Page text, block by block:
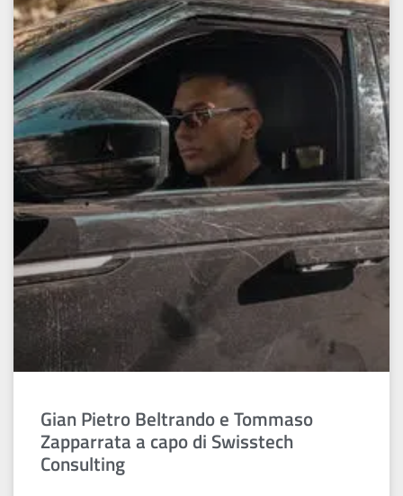
Gian Pietro Beltrando e Tommaso
Zapparrata a capo di Swisstech
Consulting